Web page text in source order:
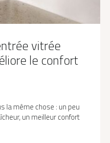
vitrée
le confort
la même chose : un peu
un meilleur confort